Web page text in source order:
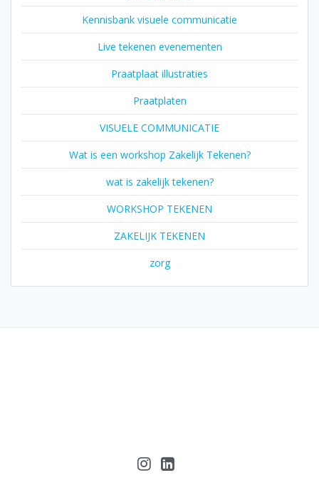
Kennisbank visuele communicatie
Live tekenen evenementen
Praatplaat illustraties
Praatplaten
VISUELE COMMUNICATIE
Wat is een workshop Zakelijk Tekenen?
wat is zakelijk tekenen?
WORKSHOP TEKENEN
ZAKELIJK TEKENEN
zorg